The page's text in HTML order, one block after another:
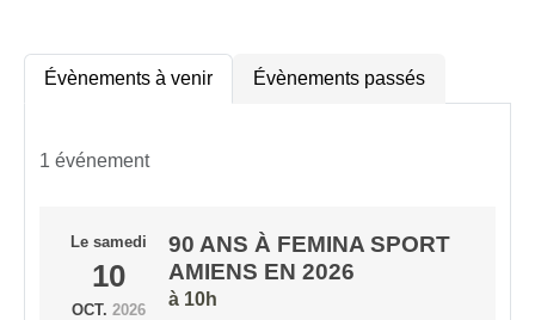
Évènements à venir Évènements passés
1 événement
Le samedi
10
OCT. 2026
90 ANS À FEMINA SPORT
AMIENS EN 2026
à 10h